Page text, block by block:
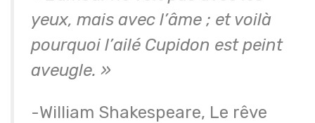
yeux, mais avec l’âme ; et voilà
pourquoi l’ailé Cupidon est peint
aveugle. »
-William Shakespeare, Le rêve